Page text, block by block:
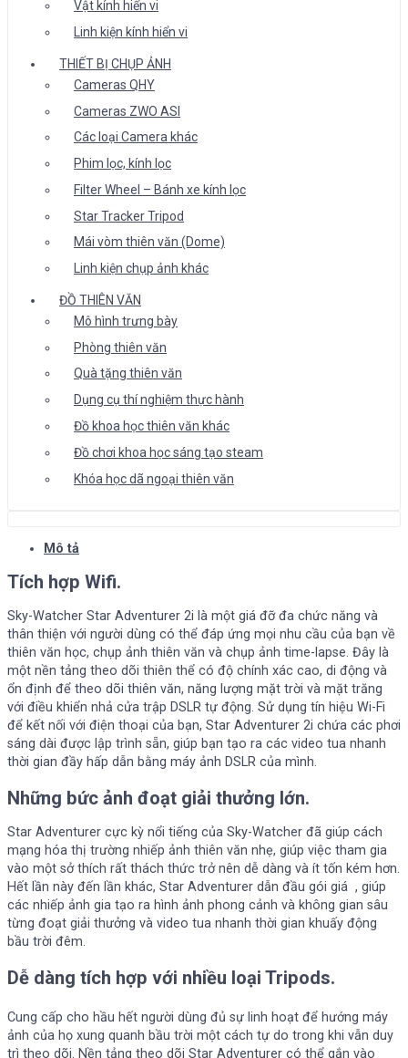
Vật kính hiển vi
Linh kiện kính hiển vi
THIẾT BỊ CHỤP ẢNH
Cameras QHY
Cameras ZWO ASI
Các loại Camera khác
Phim lọc, kính lọc
Filter Wheel – Bánh xe kính lọc
Star Tracker Tripod
Mái vòm thiên văn (Dome)
Linh kiện chụp ảnh khác
ĐỒ THIÊN VĂN
Mô hình trưng bày
Phòng thiên văn
Quà tặng thiên văn
Dụng cụ thí nghiệm thực hành
Đồ khoa học thiên văn khác
Đồ chơi khoa học sáng tạo steam
Khóa học dã ngoại thiên văn
Mô tả
Tích hợp Wifi.
Sky-Watcher Star Adventurer 2i là một giá đỡ đa chức năng và
thân thiện với người dùng có thể đáp ứng mọi nhu cầu của bạn về
thiên văn học, chụp ảnh thiên văn và chụp ảnh time-lapse. Đây là
một nền tảng theo dõi thiên thể có độ chính xác cao, di động và
ổn định để theo dõi thiên văn, năng lượng mặt trời và mặt trăng
với điều khiển nhả cửa trập DSLR tự động. Sử dụng tín hiệu Wi-Fi
để kết nối với điện thoại của bạn, Star Adventurer 2i chứa các phơi
sáng dài được lập trình sẵn, giúp bạn tạo ra các video tua nhanh
thời gian đầy hấp dẫn bằng máy ảnh DSLR của mình.
Những bức ảnh đoạt giải thưởng lớn.
Star Adventurer cực kỳ nổi tiếng của Sky-Watcher đã giúp cách
mạng hóa thị trường nhiếp ảnh thiên văn nhẹ, giúp việc tham gia
vào một sở thích rất thách thức trở nên dễ dàng và ít tốn kém hơn.
Hết lần này đến lần khác, Star Adventurer dẫn đầu gói giá , giúp
các nhiếp ảnh gia tạo ra hình ảnh phong cảnh và không gian sâu
từng đoạt giải thưởng và video tua nhanh thời gian khuấy động
bầu trời đêm.
Dễ dàng tích hợp với nhiều loại Tripods.
Cung cấp cho hầu hết người dùng đủ sự linh hoạt để hướng máy
ảnh của họ xung quanh bầu trời một cách tự do trong khi vẫn duy
trì theo dõi. Nền tảng theo dõi Star Adventurer có thể gắn vào